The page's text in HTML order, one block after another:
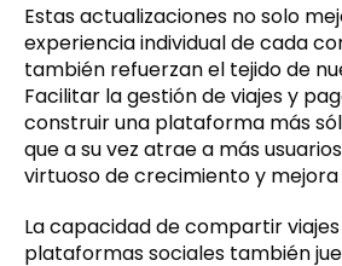
Estas actualizaciones no solo
experiencia individual de cada
también refuerzan el tejido de
Facilitar la gestión de viajes y
construir una plataforma más
que a su vez atrae a más
virtuoso de crecimiento y mejora
La capacidad de compartir
plataformas sociales también